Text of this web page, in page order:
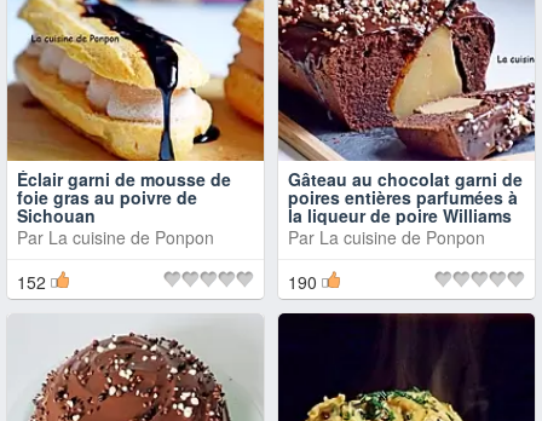
Éclair garni de mousse de
foie gras au poivre de
Sichouan
Par La cuisine de Ponpon
152
Gâteau au chocolat garni de
poires entières parfumées à
la liqueur de poire Williams
Par La cuisine de Ponpon
190